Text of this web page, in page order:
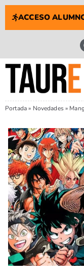
ACCESO
Portada» Novedades»